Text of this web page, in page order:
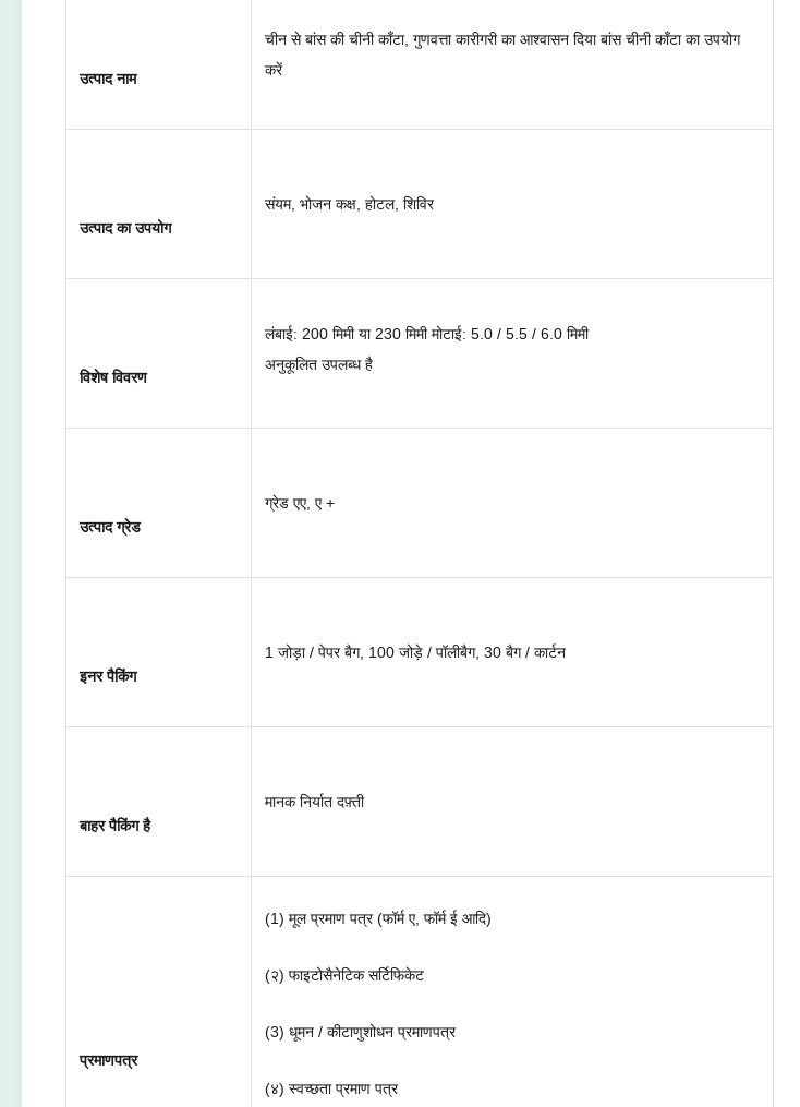
उत्पाद नाम
चीन से बांस की चीनी काँटा, गुणवत्ता कारीगरी का आश्वासन दिया बांस चीनी काँटा का उपयोग
करें
उत्पाद का उपयोग
संयम, भोजन कक्ष, होटल, शिविर
विशेष विवरण
लंबाई: 200 मिमी या 230 मिमी मोटाई: 5.0 / 5.5 / 6.0 मिमी
अनुकूलित उपलब्ध है
उत्पाद ग्रेड
ग्रेड एए, ए +
इनर पैकिंग
1 जोड़ा / पेपर बैग, 100 जोड़े / पॉलीबैग, 30 बैग / कार्टन
बाहर पैकिंग है
मानक निर्यात दफ़्ती
प्रमाणपत्र
(1) मूल प्रमाण पत्र (फॉर्म ए, फॉर्म ई आदि)
(२) फाइटोसैनेटिक सर्टिफिकेट
(3) धूमन / कीटाणुशोधन प्रमाणपत्र
(४) स्वच्छता प्रमाण पत्र